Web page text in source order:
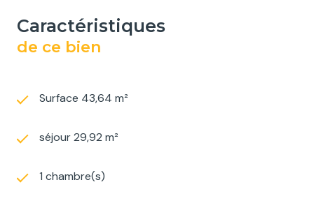
caractéristiques
de ce bien
Surface 43,64 m²
séjour 29,92 m²
1 chambre(s)